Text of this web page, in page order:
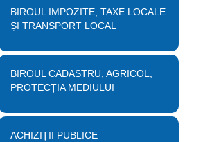
BIROUL IMPOZITE, TAXE LOCALE
ȘI TRANSPORT LOCAL
BIROUL CADASTRU, AGRICOL,
PROTECȚIA MEDIULUI
ACHIZIȚII PUBLICE